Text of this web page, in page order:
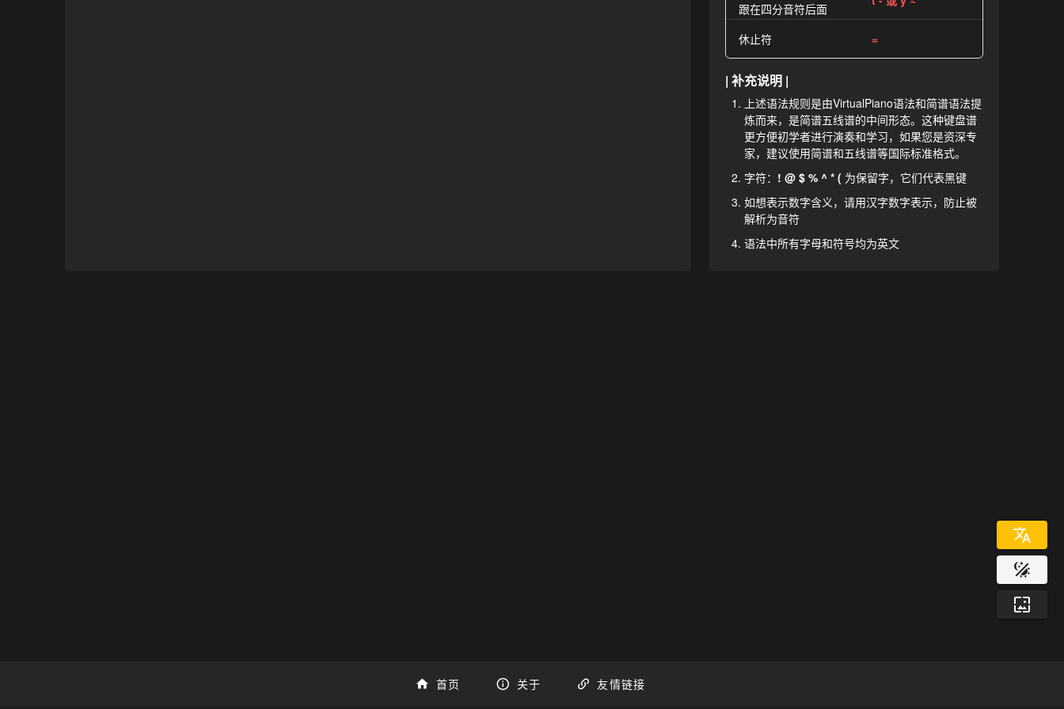
跟在四分音符后面
休止符 =
| 补充说明 |
上述语法规则是由VirtualPiano语法和简谱语法提
炼而来，是简谱五线谱的中间形态。这种键盘谱
更方便初学者进行演奏和学习，如果您是资深专
家，建议使用简谱和五线谱等国际标准格式。
字符： ! @ $ % ^ * ( 为保留字，它们代表黑键
如想表示数字含义，请用汉字数字表示，防止被
解析为音符
语法中所有字母和符号均为英文
首页 关于 友情链接